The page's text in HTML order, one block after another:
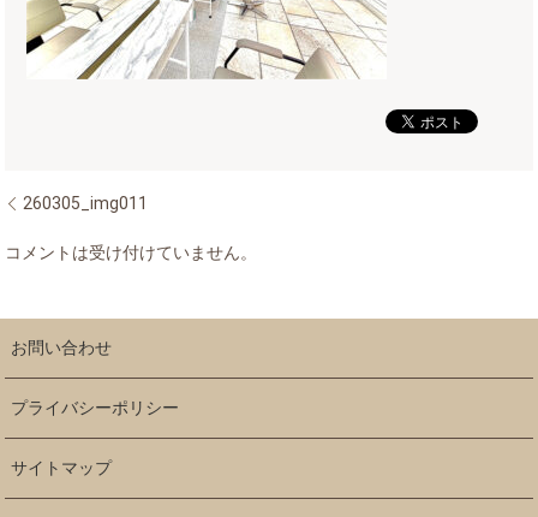
260305_img011
コメントは受け付けていません。
お問い合わせ
プライバシーポリシー
サイトマップ